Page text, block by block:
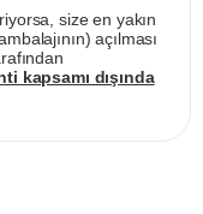
size en yakın
açılması
kapsamı dışında